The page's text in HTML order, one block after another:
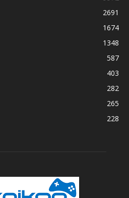
2691
1674
1348
587
403
282
265
228